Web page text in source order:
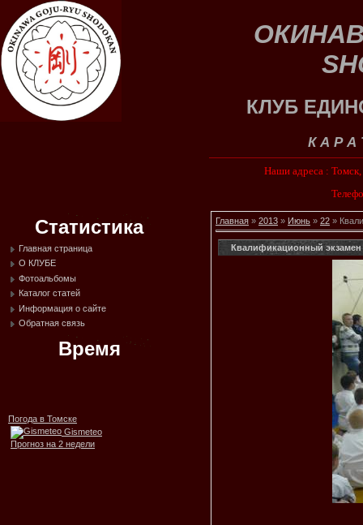
КЛУБ
К А Р А
Наши адреса : Томск,
Статистика
Главная страница
О КЛУБЕ
Фотоальбомы
Каталог статей
Информация о сайте
Обратная связь
Время
Погода в Томске
Gismeteo
Прогноз на 2 недели
Главная » 2013 » Июнь » 22 »
Квалификационный экзамен